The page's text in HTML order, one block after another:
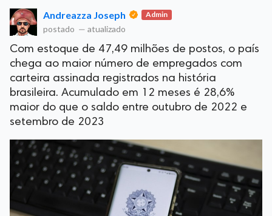
Andreazza Joseph Admin
postado — atualizado
Com estoque de 47,49 milhões de postos, o país
chega ao maior número de empregados com
carteira assinada registrados na história
brasileira. Acumulado em 12 meses é 28,6%
maior do que o saldo entre outubro de 2022 e
setembro de 2023